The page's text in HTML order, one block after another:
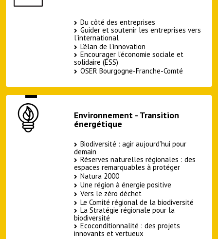
Du côté des entreprises
Guider et soutenir les entreprises vers
l’international
L’élan de l’innovation
Encourager l’économie sociale et
solidaire (ESS)
OSER Bourgogne-Franche-Comté
Environnement - Transition
énergétique
Biodiversité : agir aujourd’hui pour
demain
Réserves naturelles régionales : des
espaces remarquables à protéger
Natura 2000
Une région à énergie positive
Vers le zéro déchet
Le Comité régional de la biodiversité
La Stratégie régionale pour la
biodiversité
Ecoconditionnalité : des projets
innovants et vertueux